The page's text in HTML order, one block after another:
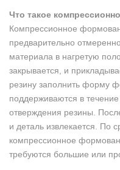
Что такое
Компрессионное
предварительно
материала в нагретую
закрывается, и
резину заполнить форму
поддерживаются в
отверждения резины.
и деталь извлекается. По
компрессионное
требуются большие или